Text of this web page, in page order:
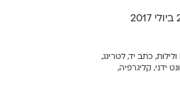
יולי 2017
ולילות, כתב יד, לטרינג,
ידני, קליגרפיה,